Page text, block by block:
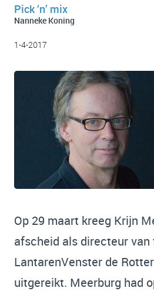
Pick ‘n’ mix
Nanneke Koning
1-4-2017
Op 29 maart kreeg Krijn
afscheid als directeur
LantarenVenster de
uitgereikt. Meerburg had